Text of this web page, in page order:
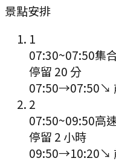
景點安排
1
07:30~07:50集
停留 20 分
07:50→07:50↘
2
07:50~09:50高
停留 2 小時
09:50→10:20↘